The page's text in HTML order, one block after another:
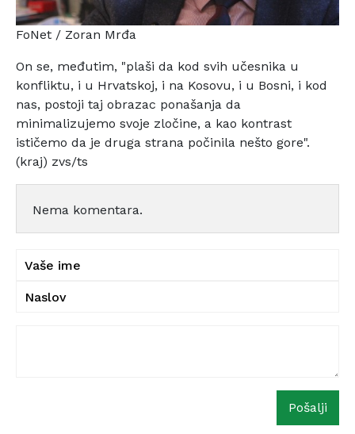
FoNet / Zoran Mrđa
On se, međutim, "plaši da kod svih učesnika u
konfliktu, i u Hrvatskoj, i na Kosovu, i u Bosni, i kod
nas, postoji taj obrazac ponašanja da
minimalizujemo svoje zločine, a kao kontrast
ističemo da je druga strana počinila nešto gore".
(kraj) zvs/ts
Nema komentara.
Pošalji